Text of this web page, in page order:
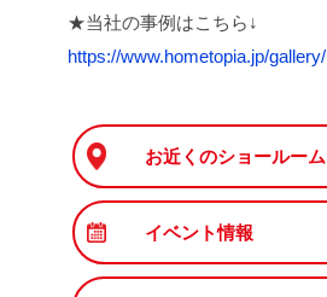
★当社の事例はこちら↓
https://www.hometopia.jp/gallery/
お近くのショールーム
イベント情報